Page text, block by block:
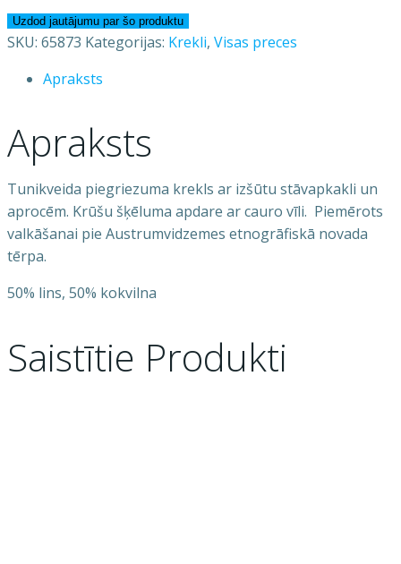
-
sieviešu
daudzums
Uzdod jautājumu par šo produktu
SKU: 65873 Kategorijas: Krekli, Visas preces
Apraksts
Apraksts
Tunikveida piegriezuma krekls ar izšūtu stāvapkakli un
aprocēm. Krūšu šķēluma apdare ar cauro vīli. Piemērots
valkāšanai pie Austrumvidzemes etnogrāfiskā novada
tērpa.
50% lins, 50% kokvilna
Saistītie Produkti